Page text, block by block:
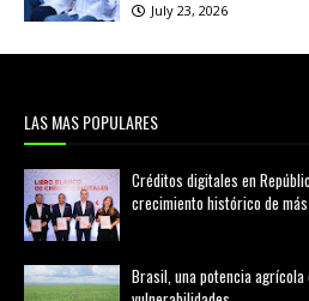
July 23, 2026
LAS MAS POPULARES
Créditos digitales en
crecimiento histórico de
Brasil, una potencia agrícola